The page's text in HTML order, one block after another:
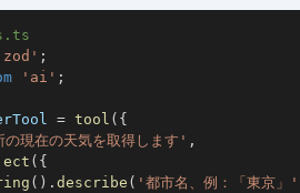
;
'ai' ;
= tool ( {
の現在の天気を取得します' ,
( {
( ) . describe ( '都市名、例：「東京」'